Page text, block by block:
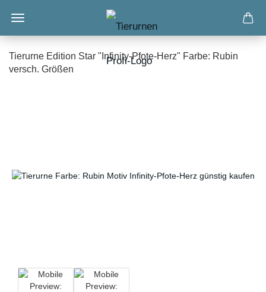
Tierurne Edition Star "Infinity-Pfote-Herz" Farbe: Rubin
versch. Größen